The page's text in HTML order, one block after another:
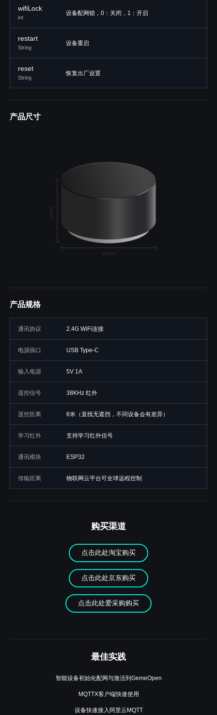
wifiLock
int
设备配网锁，0：关闭，1：开启
restart
String
设备重启
reset
String
恢复出厂设置
产品尺寸
产品规格
通讯协议 2.4G WiFi连接
电源插口 USB Type-C
输入电源 5V 1A
遥控信号 38KHz 红外
遥控距离 6米（直线无遮挡，不同设备会有差异）
学习红外 支持学习红外信号
通讯模块 ESP32
传输距离 物联网云平台可全球远程控制
购买渠道
点击此处淘宝购买
点击此处京东购买
点击此处爱采购购买
最佳实践
智能设备初始化配网与激活到GemeOpen
MQTTX客户端快速使用
设备快速接入阿里云MQTT